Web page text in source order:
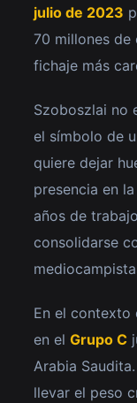
julio de 2023
70 millones de
fichaje más
Szoboszlai no
el símbolo de
quiere dejar
presencia en
años de
consolidarse
En el contexto
en el Grupo C
Arabia
llevar el peso